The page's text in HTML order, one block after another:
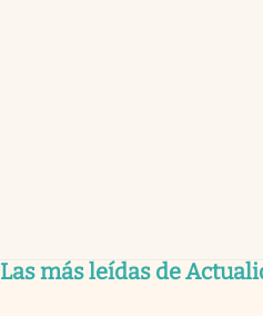
Las más leídas de